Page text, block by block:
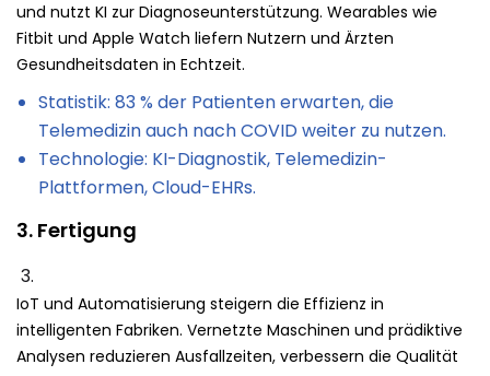
und nutzt KI zur Diagnoseunterstützung. Wearables wie
Fitbit und Apple Watch liefern Nutzern und Ärzten
Gesundheitsdaten in Echtzeit.
Statistik: 83 % der Patienten erwarten, die
Telemedizin auch nach COVID weiter zu nutzen.
Technologie: KI-Diagnostik, Telemedizin-
Plattformen, Cloud-EHRs.
3. Fertigung
IoT und Automatisierung steigern die Effizienz in
intelligenten Fabriken. Vernetzte Maschinen und prädiktive
Analysen reduzieren Ausfallzeiten, verbessern die Qualität